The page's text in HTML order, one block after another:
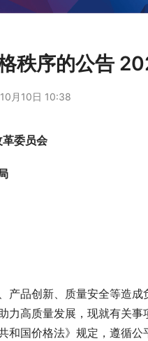
秩序的公告
月10日 10:38
委员会
品创新、质量安全等造成
高质量发展，现就有关事
国价格法》规定，遵循公